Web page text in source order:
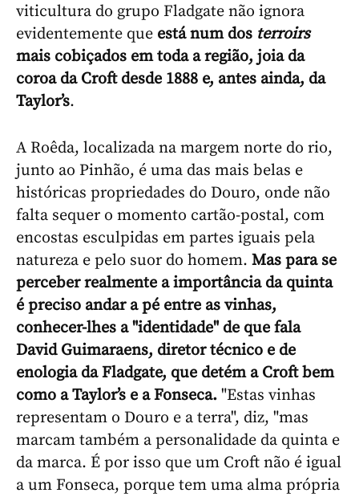
viticultura do grupo Fladgate não ignora
evidentemente que está num dos terroirs
mais cobiçados em toda a região, joia da
coroa da Croft desde 1888 e, antes ainda, da
Taylor’s.
A Roêda, localizada na margem norte do rio,
junto ao Pinhão, é uma das mais belas e
históricas propriedades do Douro, onde não
falta sequer o momento cartão-postal, com
encostas esculpidas em partes iguais pela
natureza e pelo suor do homem. Mas para se
perceber realmente a importância da quinta
é preciso andar a pé entre as vinhas,
conhecer-lhes a "identidade" de que fala
David Guimaraens, diretor técnico e de
enologia da Fladgate, que detém a Croft bem
como a Taylor’s e a Fonseca. "Estas vinhas
representam o Douro e a terra", diz, "mas
marcam também a personalidade da quinta e
da marca. É por isso que um Croft não é igual
a um Fonseca, porque tem uma alma própria